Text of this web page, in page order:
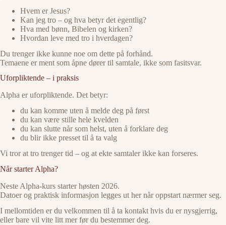
Hvem er Jesus?
Kan jeg tro – og hva betyr det egentlig?
Hva med bønn, Bibelen og kirken?
Hvordan leve med tro i hverdagen?
Du trenger ikke kunne noe om dette på forhånd.
Temaene er ment som åpne dører til samtale, ikke som fasitsvar.
Uforpliktende – i praksis
Alpha er uforpliktende. Det betyr:
du kan komme uten å melde deg på først
du kan være stille hele kvelden
du kan slutte når som helst, uten å forklare deg
du blir ikke presset til å ta valg
Vi tror at tro trenger tid – og at ekte samtaler ikke kan forseres.
Når starter Alpha?
Neste Alpha-kurs starter høsten 2026.
Datoer og praktisk informasjon legges ut her når oppstart nærmer seg.
I mellomtiden er du velkommen til å ta kontakt hvis du er nysgjerrig,
eller bare vil vite litt mer før du bestemmer deg.